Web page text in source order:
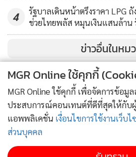
เมื่อถามว่าหลังการประกาศสลายขั้ว เ
ประชาธิปัตย์ พรรคพลังประชารัฐ และ
มาพูดคุยร่วมรัฐบาล นายภูมิธรรม ระบุว่
รัฐบาล เราชวนมาโหวตให้ไว้วางใจกับ
ดิเดตนายกฯ ได้คุยหมดแล้วทุกกลุ่ม แต่
ไปตามกรอบเวลา
ผู้สื่อข่าวถามว่าจากการพูดคุย พรรคก้า
เพื่อไทยหรือไม่ หากไม่โหวตจะต้องพูด
พรรครวมไทยสร้างชาติ และพรรคพลัง
ภูมิธรรม กล่าวว่า เราได้คุยตั้งแต่เมื่อวาน
4
รัฐบาลเดินหน้าตรึงราคา LPG
ช่วยไทยพลัส หมุนเงินแสนล้าน
ข่าวอื่นในหม
MGR Online ใช้คุกกี้
MGR Online ใช้คุกกี้ เพื่อจัดการข้อมู
ประสบการณ์คอนเทนต์ที่ดีที่สุดให้กับ
แอพพลิเคชั่น เงื่อนไขการใช้งานเว็บไ
ส่วนบุคคล